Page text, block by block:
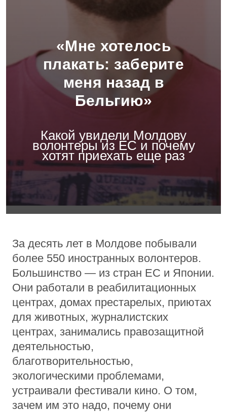
«Мне хотелось
плакать: заберите
меня назад в
Бельгию»
Какой увидели Молдову
волонтеры из ЕС и почему
хотят приехать еще раз
За десять лет в Молдове побывали
более 550 иностранных волонтеров.
Большинство — из стран ЕС и Японии.
Они работали в реабилитационных
центрах, домах престарелых, приютах
для животных, журналистских
центрах, занимались правозащитной
деятельностью,
благотворительностью,
экологическими проблемами,
устраивали фестивали кино. О том,
зачем им это надо, почему они